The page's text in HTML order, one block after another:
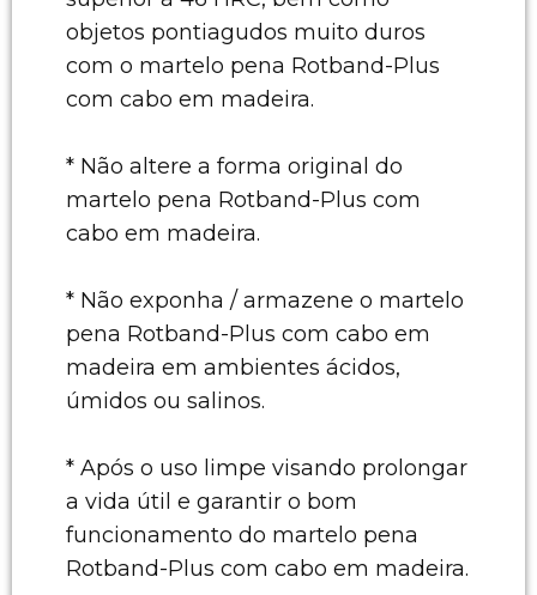
objetos pontiagudos muito duros
com o martelo pena Rotband-Plus
com cabo em madeira.
* Não altere a forma original do
martelo pena Rotband-Plus com
cabo em madeira.
* Não exponha / armazene o martelo
pena Rotband-Plus com cabo em
madeira em ambientes ácidos,
úmidos ou salinos.
* Após o uso limpe visando prolongar
a vida útil e garantir o bom
funcionamento do martelo pena
Rotband-Plus com cabo em madeira.